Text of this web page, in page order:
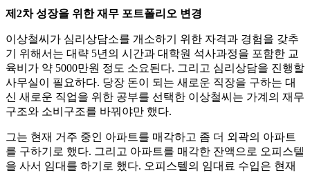
제2차 성장을 위한 재무 포트폴리오 변경
이상철씨가 심리상담소를 개소하기 위한 자격과 경험을 갖추
기 위해서는 대략 5년의 시간과 대학원 석사과정을 포함한 교
육비가 약 5000만원 정도 소요된다. 그리고 심리상담을 진행할
사무실이 필요하다. 당장 돈이 되는 새로운 직장을 구하는 대
신 새로운 직업을 위한 공부를 선택한 이상철씨는 가계의 재무
구조와 소비구조를 바꿔야만 했다.
그는 현재 거주 중인 아파트를 매각하고 좀 더 외곽의 아파트
를 구하기로 했다. 그리고 아파트를 매각한 잔액으로 오피스텔
을 사서 임대를 하기로 했다. 오피스텔의 임대료 수입은 현재